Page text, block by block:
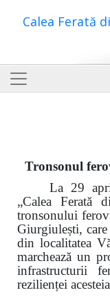
Calea Ferată
Tronsonul
La 29
„Calea Ferată
tronsonului
Giurgiulești,
din localitatea
marchează un
infrastructurii
rezilienței